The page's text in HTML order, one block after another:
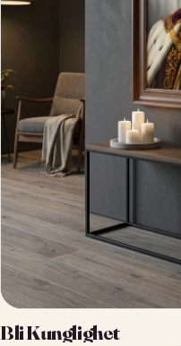
Bli Kunglighet